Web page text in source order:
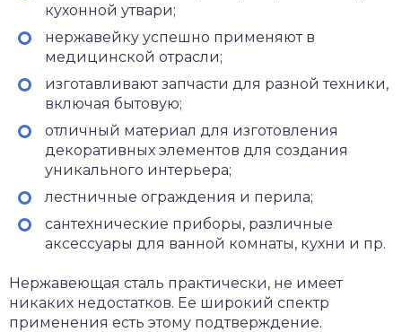
кухонной утвари;
нержавейку успешно применяют в
медицинской отрасли;
изготавливают запчасти для разной техники,
включая бытовую;
отличный материал для изготовления
декоративных элементов для создания
уникального интерьера;
лестничные ограждения и перила;
сантехнические приборы, различные
аксессуары для ванной комнаты, кухни и пр.
Нержавеющая сталь практически, не имеет
никаких недостатков. Ее широкий спектр
применения есть этому подтверждение.